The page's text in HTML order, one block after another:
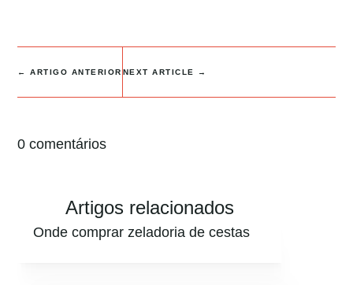
←ARTIGO ANTERIOR NEXT ARTICLE →
0 comentários
Artigos relacionados
Onde comprar zeladoria de cestas